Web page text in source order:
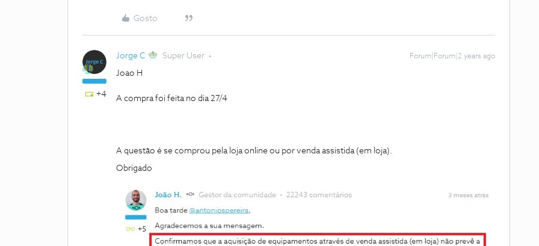
Gosto
+4
Jorge C Super User Forum|Forum|2 years ago
Joao H
A compra foi feita no dia 27/4
A questão é se comprou pela loja online ou por venda assistida (em loja).
Obrigado